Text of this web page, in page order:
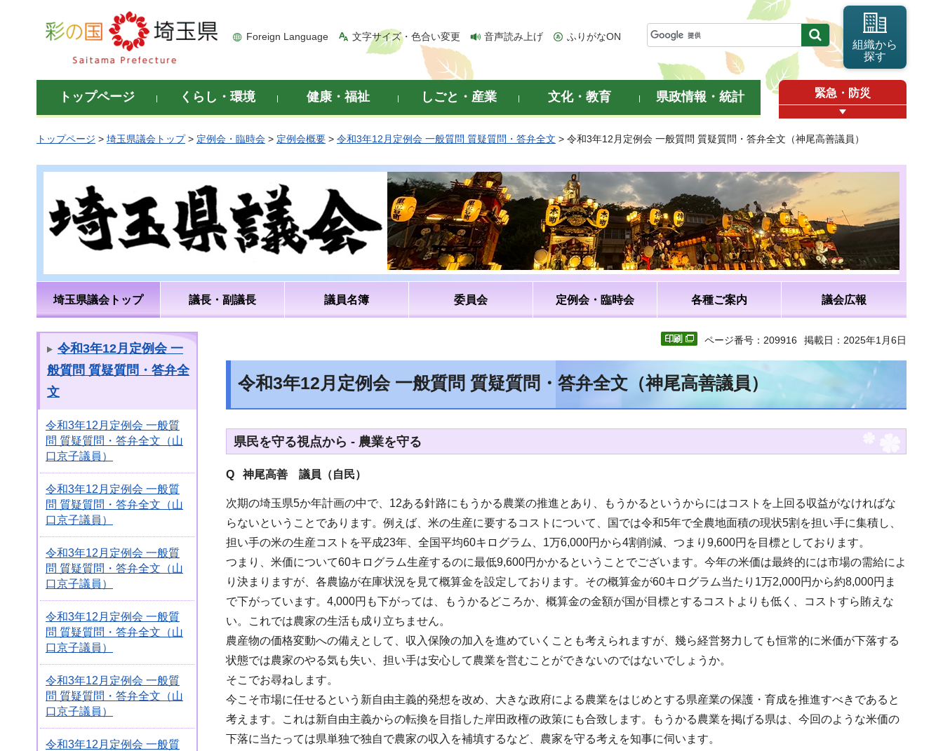
彩の国 埼玉県
Foreign Language 文字サイズ・色合い変更 音声読み上げ ふりがなON
組織から
探す
トップページ くらし・環境 健康・福祉 しごと・産業 文化・教育 県政情報・統計 緊急・防災
トップページ > 埼玉県議会トップ> 定例会・臨時会 > 定例会概要 > 令和3年12月定例会 一般質問 質疑質問・答弁全文 > 令和3年12月定例会 一般質問 質疑質問・答弁全文（神尾高善議員）
埼玉県議会トップ 議長・副議長 議員名簿 委員会 定例会・臨時会 各種ご案内 議会広報
令和3年12月定例会 一
般質問 質疑質問・答弁全
文
令和3年12月定例会 一般質
問 質疑質問・答弁全文（山
口京子議員）
令和3年12月定例会 一般質
問 質疑質問・答弁全文（山
口京子議員）
令和3年12月定例会 一般質
問 質疑質問・答弁全文（山
口京子議員）
令和3年12月定例会 一般質
問 質疑質問・答弁全文（山
口京子議員）
令和3年12月定例会 一般質
問 質疑質問・答弁全文（山
口京子議員）
令和3年12月定例会 一般質
ページ番号：209916 掲載日：2025年1月6日
令和3年12月定例会 一般質問 質疑質問・答弁全文（神尾高善議員）
県民を守る視点から - 農業を守る
Q 神尾高善 議員（自民）
次期の埼玉県5か年計画の中で、12ある針路にもうかる農業の推進とあり、もうかるというからにはコストを上回る収益がなければな
らないということであります。例えば、米の生産に要するコストについて、国では令和5年で全農地面積の現状5割を担い手に集積し、
担い手の米の生産コストを平成23年、全国平均60キログラム、1万6,000円から4割削減、つまり9,600円を目標としております。
つまり、米価について60キログラム生産するのに最低9,600円かかるということでございます。今年の米価は最終的には市場の需給によ
り決まりますが、各農協が在庫状況を見て概算金を設定しております。その概算金が60キログラム当たり1万2,000円から約8,000円ま
で下がっています。4,000円も下がっては、もうかるどころか、概算金の金額が国が目標とするコストよりも低く、コストすら賄えな
い。これでは農家の生活も成り立ちません。
農産物の価格変動への備えとして、収入保険の加入を進めていくことも考えられますが、幾ら経営努力しても恒常的に米価が下落する
状態では農家のやる気も失い、担い手は安心して農業を営むことができないのではないでしょうか。
そこでお尋ねします。
今こそ市場に任せるという新自由主義的発想を改め、大きな政府による農業をはじめとする県産業の保護・育成を推進すべきであると
考えます。これは新自由主義からの転換を目指した岸田政権の政策にも合致します。もうかる農業を掲げる県は、今回のような米価の
下落に当たっては県単独で独自で農家の収入を補填するなど、農家を守る考えを知事に伺います。